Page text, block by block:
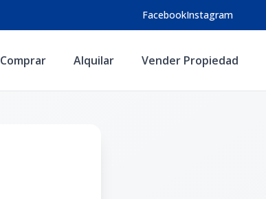
FacebookInstagram
Comprar Alquilar Vender Propiedad